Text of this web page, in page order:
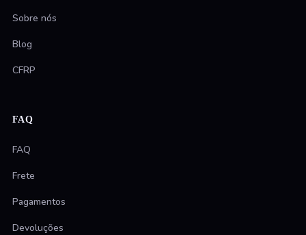
Sobre nós
Blog
CFRP
FAQ
FAQ
Frete
Pagamentos
Devoluções